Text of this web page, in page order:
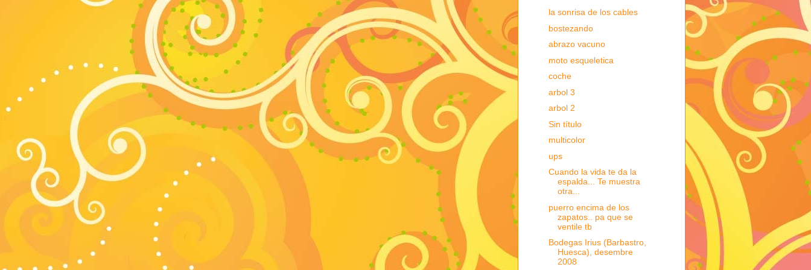
la sonrisa de los cables
bostezando
abrazo vacuno
moto esqueletica
coche
arbol 3
arbol 2
Sin título
multicolor
ups
Cuando la vida te da la
espalda... Te muestra
otra...
puerro encima de los
zapatos.. pa que se
ventile tb
Bodegas Irius (Barbastro,
Huesca), desembre
2008